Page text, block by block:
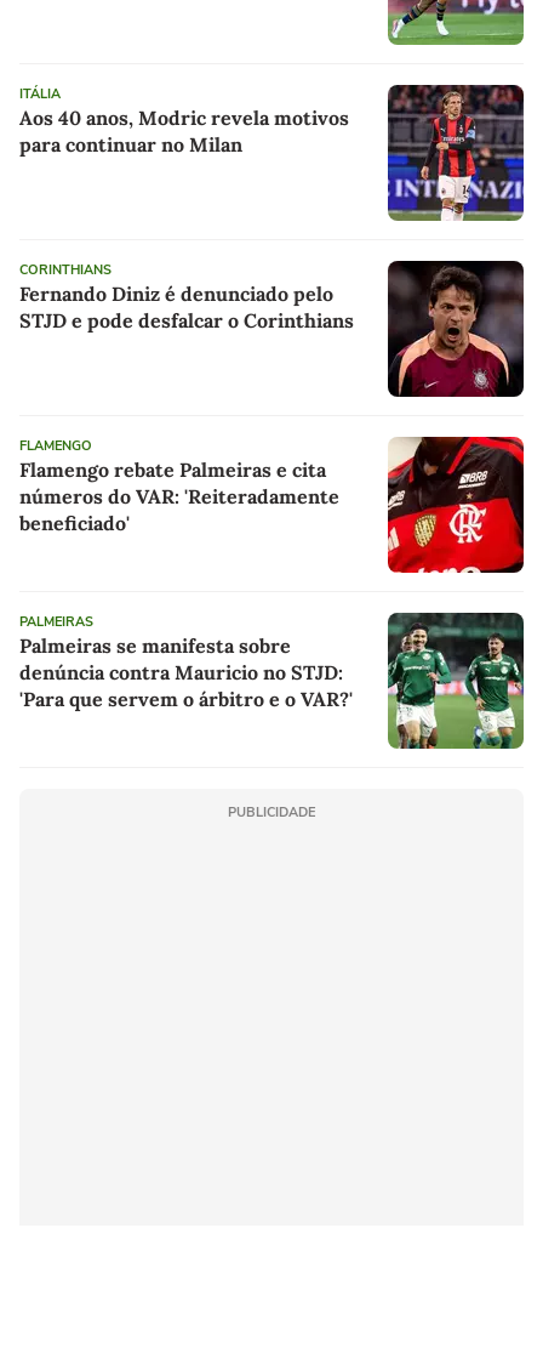
ITÁLIA
Aos 40 anos, Modric revela motivos
para continuar no Milan
CORINTHIANS
Fernando Diniz é denunciado pelo
STJD e pode desfalcar o Corinthians
FLAMENGO
Flamengo rebate Palmeiras e cita
números do VAR: 'Reiteradamente
beneficiado'
PALMEIRAS
Palmeiras se manifesta sobre
denúncia contra Mauricio no STJD:
'Para que servem o árbitro e o VAR?'
PUBLICIDADE